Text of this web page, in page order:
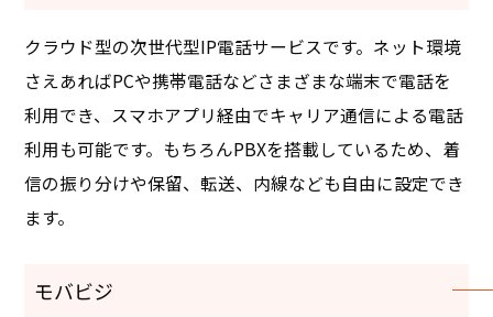
クラウド型の次世代型IP電話サービスです。ネット環境
さえあればPCや携帯電話などさまざまな端末で電話を
利用でき、スマホアプリ経由でキャリア通信による電話
利用も可能です。もちろんPBXを搭載しているため、着
信の振り分けや保留、転送、内線なども自由に設定でき
ます。
モバビジ